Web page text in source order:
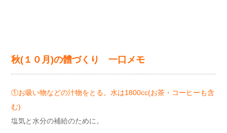
秋(１０月)の體づくり 一口メモ
①お吸い物などの汁物をとる。水は1800cc(お茶・コーヒーも含
む)
塩気と水分の補給のために。